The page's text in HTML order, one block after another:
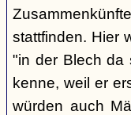
stattfinden. Hier
"in der Blech da
kenne, weil er
würden auch